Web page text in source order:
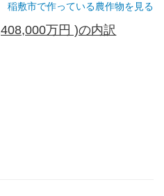
稲敷市で作っている農作物を見る
万円 )の内訳